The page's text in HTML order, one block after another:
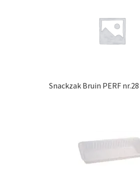
Snackzak Bruin PERF